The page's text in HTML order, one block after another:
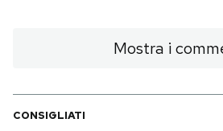
Mostra i
CONSIGLIATI